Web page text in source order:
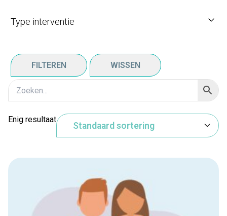
Type interventie
FILTEREN WISSEN
Enig resultaat